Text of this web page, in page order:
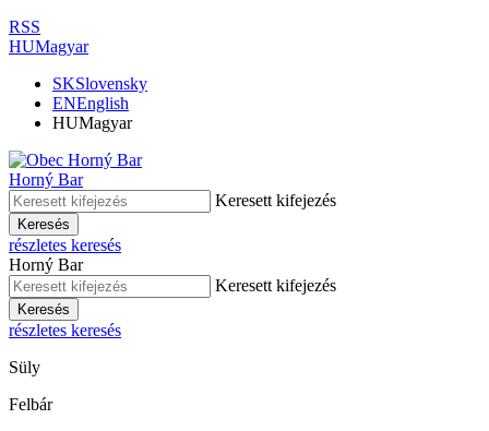
RSS
HUMagyar
SKSlovensky
ENEnglish
HUMagyar
Horný Bar
Keresett kifejezés
Keresés
részletes keresés
Horný Bar
Keresett kifejezés
Keresés
részletes keresés
Süly
Felbár